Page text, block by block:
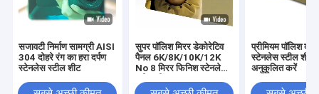
सजावटी निर्माण सामग्री AISI
304 दोहरे रंग का हरा दर्पण
स्टेनलेस स्टील शीट
सुपर पॉलिश मिरर डेकोरेटिव
पैनल 6K/8K/10K/12K
No 8 मिरर फिनिश स्टेनलेस
प्रीमियम पॉलिश
स्टेनलेस स्टील शीट
अनुकूलित करें